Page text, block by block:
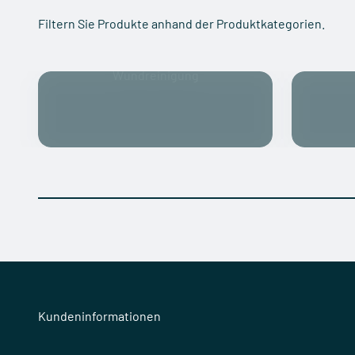
Filtern Sie Produkte anhand der Produktkategorien.
Wundreinigung